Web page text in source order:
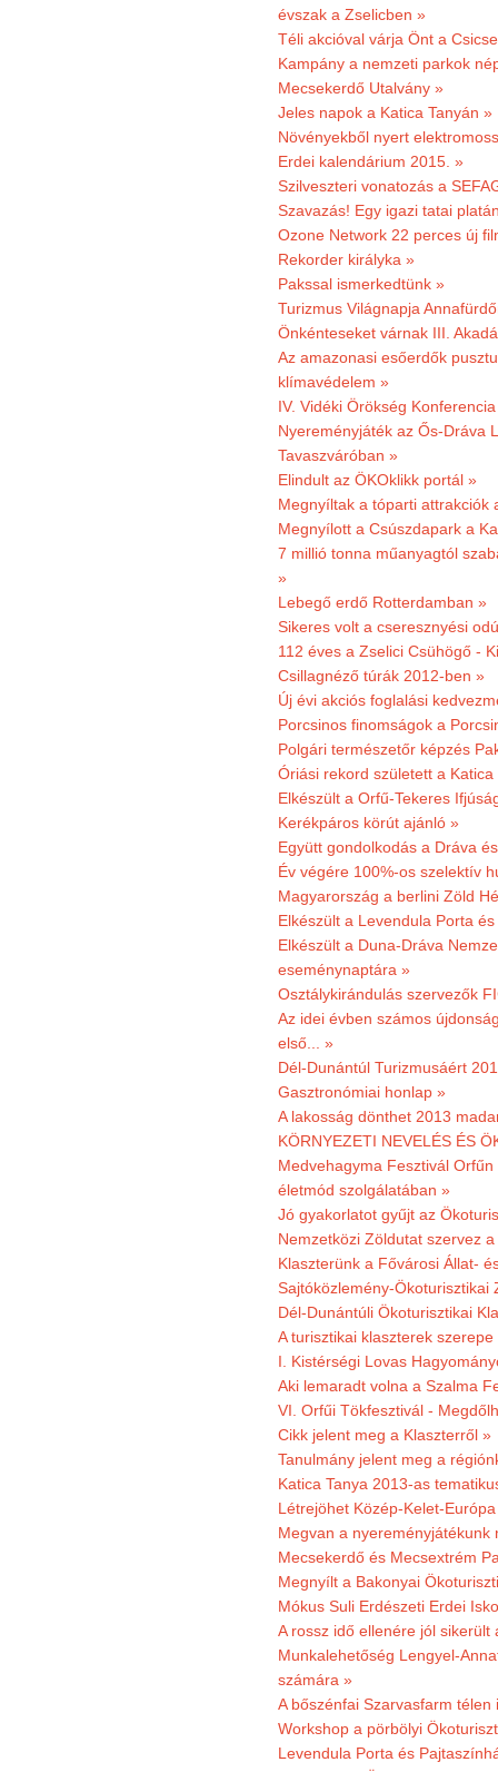
évszak a Zselicben »
Téli akcióval várja Önt a
Kampány a nemzeti parkok
Mecsekerdő Utalvány »
Jeles napok a Katica Tanyán »
Növényekből nyert
Erdei kalendárium 2015. »
Szilveszteri vonatozás a
Szavazás! Egy igazi tatai
Ozone Network 22 perces új
Rekorder királyka »
Pakssal ismerkedtünk »
Turizmus Világnapja
Önkénteseket várnak III.
Az amazonasi esőerdők
klímavédelem »
IV. Vidéki Örökség
Nyereményjáték az Ős-Dráva
Tavaszváróban »
Elindult az ÖKOklikk portál »
Megnyíltak a tóparti attrakciók
Megnyílott a Csúszdapark a
7 millió tonna műanyagtól
»
Lebegő erdő Rotterdamban »
Sikeres volt a cseresznyési
112 éves a Zselici Csühögő -
Csillagnéző túrák 2012-ben »
Új évi akciós foglalási
Porcsinos finomságok a
Polgári természetőr képzés
Óriási rekord született a Katica
Elkészült a Orfű-Tekeres
Kerékpáros körút ajánló »
Együtt gondolkodás a Dráva
Év végére 100%-os szelektív
Magyarország a berlini Zöld
Elkészült a Levendula Porta
Elkészült a Duna-Dráva
eseménynaptára »
Osztálykirándulás szervezők
Az idei évben számos
első... »
Dél-Dunántúl Turizmusáért
Gasztronómiai honlap »
A lakosság dönthet 2013
KÖRNYEZETI NEVELÉS ÉS
Medvehagyma Fesztivál
életmód szolgálatában »
Jó gyakorlatot gyűjt az
Nemzetközi Zöldutat szervez
Klaszterünk a Fővárosi Állat-
Sajtóközlemény-Ökoturisztikai
Dél-Dunántúli Ökoturisztikai
A turisztikai klaszterek
I. Kistérségi Lovas
Aki lemaradt volna a Szalma
VI. Orfűi Tökfesztivál -
Cikk jelent meg a Klaszterről »
Tanulmány jelent meg a
Katica Tanya 2013-as
Létrejöhet Közép-Kelet-
Megvan a nyereményjátékunk
Mecsekerdő és Mecsextrém
Megnyílt a Bakonyai
Mókus Suli Erdészeti Erdei
A rossz idő ellenére jól sikerült
Munkalehetőség Lengyel-
számára »
A bőszénfai Szarvasfarm
Workshop a pörbölyi
Levendula Porta és